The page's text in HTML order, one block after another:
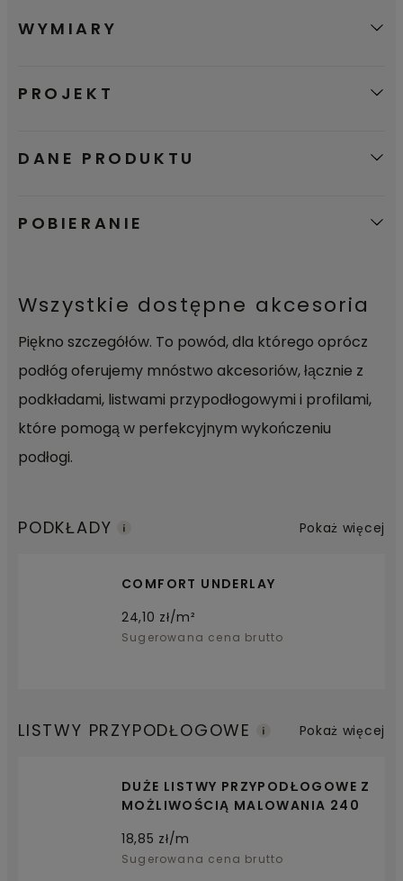
łatwo wytrzeć.
WYMIARY
PROJEKT
DANE PRODUKTU
POBIERANIE
Wszystkie dostępne akcesoria
Piękno szczegółów. To powód, dla którego oprócz
podłóg oferujemy mnóstwo akcesoriów, łącznie z
podkładami, listwami przypodłogowymi i profilami,
które pomogą w perfekcyjnym wykończeniu
podłogi.
PODKŁADY
COMFORT UNDERLAY
24,10 zł/m²
Sugerowana cena brutto
Pokaż więcej
LISTWY PRZYPODŁOGOWE
DUŻE LISTWY PRZYPODŁOGOWE Z
MOŻLIWOŚCIĄ MALOWANIA 240
18,85 zł/m
Sugerowana cena brutto
Pokaż więcej